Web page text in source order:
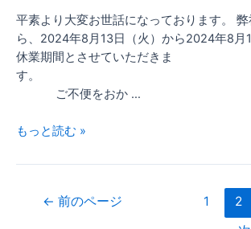
平素より大変お世話になっております。
ら、2024年8月13日（火）から2024年8月
休業期間とさせていただきま
す
ご不便をおか …
に
つ
い
て
もっと読む »
← 前のページ 1 2